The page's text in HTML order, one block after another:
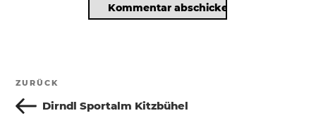
Beitragsnavigation
Vorheriger
Beitrag
ZURÜCK
Dirndl Sportalm Kitzbühel